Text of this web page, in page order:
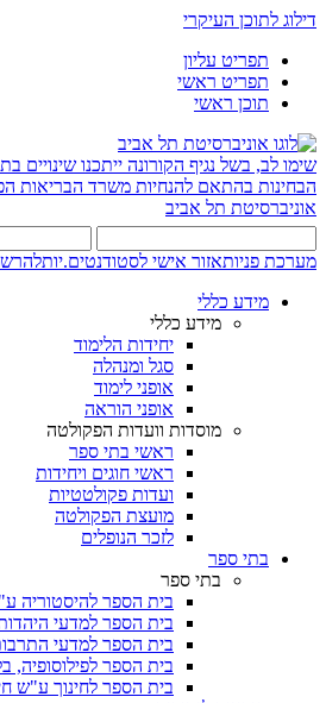
דילוג לתוכן העיקרי
תפריט עליון
תפריט ראשי
תוכן ראשי
שימו לב, בשל נגיף הקורונה ייתכנו שינויים
הבחינות בהתאם להנחיות משרד הבריאות
אוניברסיטת תל אביב
מערכת פניותאזור אישי לסטודנטים.יות
מידע כללי
מידע כללי
יחידות הלימוד
סגל ומנהלה
אופני לימוד
אופני הוראה
מוסדות וועדות הפקולטה
ראשי בתי ספר
ראשי חוגים ויחידות
ועדות פקולטטיות
מועצת הפקולטה
לזכר הנופלים
בתי ספר
בתי ספר
בית הספר להיסטוריה
בית הספר למדעי היהדות
בית הספר למדעי
בית הספר לפילוסופיה,
בית הספר לחינוך ע"ש